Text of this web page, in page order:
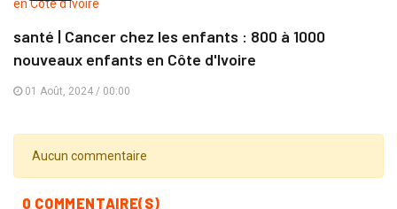
santé | Cancer chez les enfants : 800 à 1000
nouveaux enfants en Côte d'Ivoire
01 Août, 2024 / 00:00
Aucun commentaire
0 COMMENTAIRE(S)